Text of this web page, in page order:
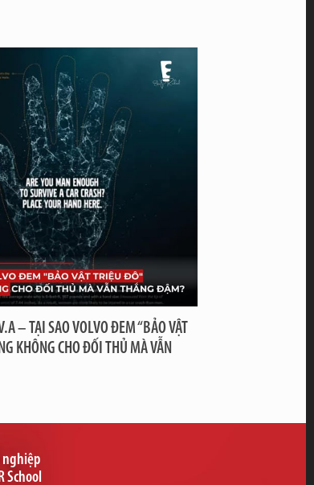
– TẠI SAO VOLVO ĐEM “BẢO VẬT
KHÔNG CHO ĐỐI THỦ MÀ VẪN
nghiệp
School